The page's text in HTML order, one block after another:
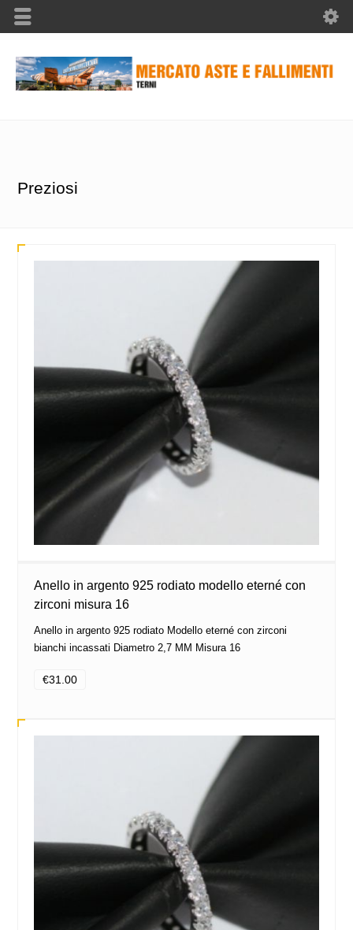
Preziosi
Anello in argento 925 rodiato modello eterné con
zirconi misura 16
Anello in argento 925 rodiato Modello eterné con zirconi
bianchi incassati Diametro 2,7 MM Misura 16
€31.00